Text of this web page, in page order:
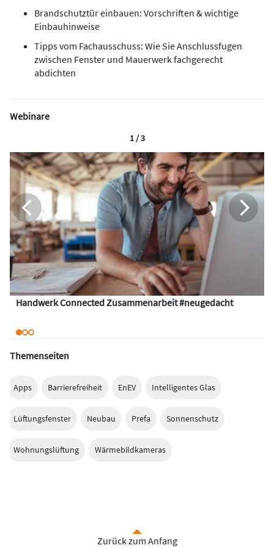
Brandschutztür einbauen: Vorschriften & wichtige
Einbauhinweise
Tipps vom Fachausschuss: Wie Sie Anschlussfugen
zwischen Fenster und Mauerwerk fachgerecht
abdichten
Webinare
Handwerk Connected Zusammenarbeit #neugedacht
1 / 3
Themenseiten
Apps Barrierefreiheit EnEV Intelligentes Glas
Lüftungsfenster Neubau Prefa Sonnenschutz
Wohnungslüftung Wärmebildkameras
Zurück zum Anfang